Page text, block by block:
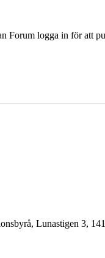
Forum logga in för att
Lunastigen 3,